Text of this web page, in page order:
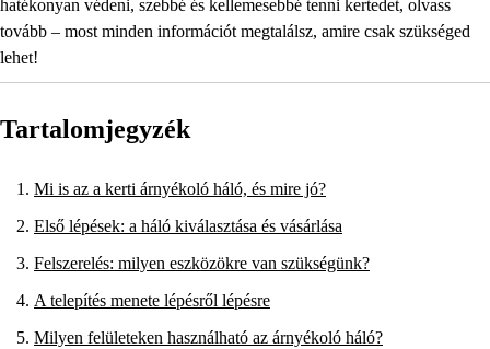
hatékonyan védeni, szebbé és kellemesebbé tenni kertedet, olvass
tovább – most minden információt megtalálsz, amire csak szükséged
lehet!
Tartalomjegyzék
Mi is az a kerti árnyékoló háló, és mire jó?
Első lépések: a háló kiválasztása és vásárlása
Felszerelés: milyen eszközökre van szükségünk?
A telepítés menete lépésről lépésre
Milyen felületeken használható az árnyékoló háló?